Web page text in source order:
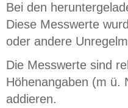
Bei den
Diese Messwerte
oder andere
Die Messwerte sind
Höhenangaben (m ü.
addieren.